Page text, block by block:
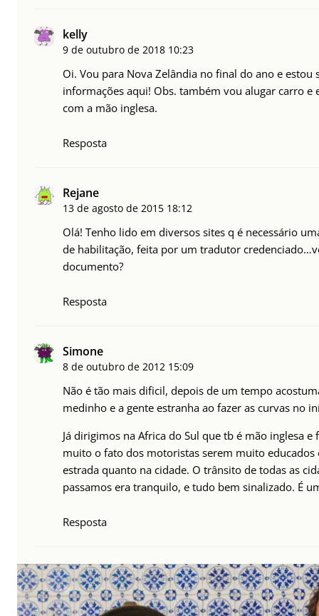
kelly
9 de outubro de 2018 10:23
Oi. Vou para Nova Zelândia no final do ano e estou
informações aqui! Obs. também vou alugar carro e
com a mão inglesa.
Resposta
Rejane
13 de agosto de 2015 18:12
Olá! Tenho lido em diversos sites q é necessário
de habilitação, feita por um tradutor
documento?
Resposta
Simone
8 de outubro de 2012 15:09
Não é tão mais dificil, depois de um tempo
medinho e a gente estranha ao fazer as curvas no
Já dirigimos na Africa do Sul que tb é mão inglesa
muito o fato dos motoristas serem muito educados
estrada quanto na cidade. O trânsito de todas as
passamos era tranquilo, e tudo bem sinalizado. É
Resposta